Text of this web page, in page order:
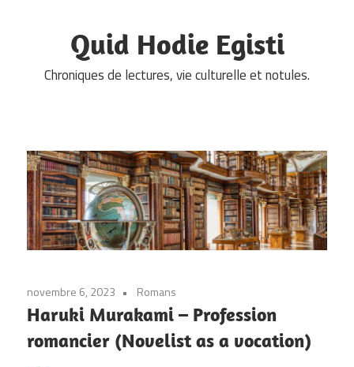
Quid Hodie Egisti
Chroniques de lectures, vie culturelle et notules.
novembre 6, 2023 Romans
Haruki Murakami – Profession
romancier (Novelist as a vocation)